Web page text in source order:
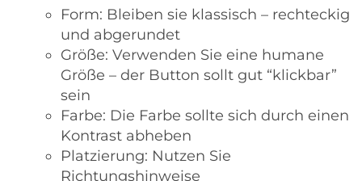
Form: Bleiben sie klassisch – rechteckig
und abgerundet
Größe: Verwenden Sie eine humane
Größe – der Button sollt gut “klickbar”
sein
Farbe: Die Farbe sollte sich durch einen
Kontrast abheben
Platzierung: Nutzen Sie
Richtungshinweise